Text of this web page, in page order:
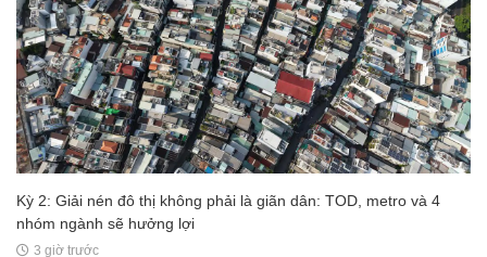
Kỳ 2: Giải nén đô thị không phải là giãn dân: TOD, metro và 4
nhóm ngành sẽ hưởng lợi
3 giờ trước